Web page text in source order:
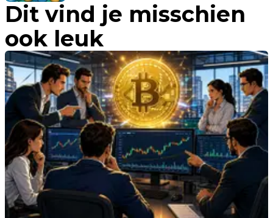
grensoverschrijdende betalingen in
2025
Dit vind je misschien
ook leuk